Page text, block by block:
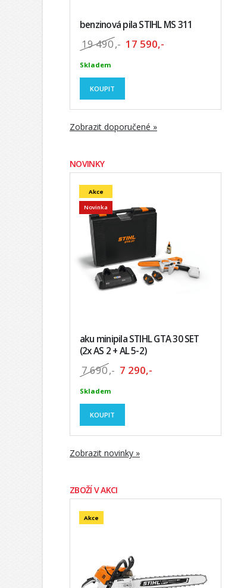
benzinová pila STIHL MS 311
19 490,- 17 590,-
Skladem
KOUPIT
Zobrazit doporučené »
NOVINKY
Akce
Novinka
aku minipila STIHL GTA 30 SET
(2x AS 2 + AL 5-2)
7 690,- 7 290,-
Skladem
KOUPIT
Zobrazit novinky »
ZBOŽÍ V AKCI
Akce